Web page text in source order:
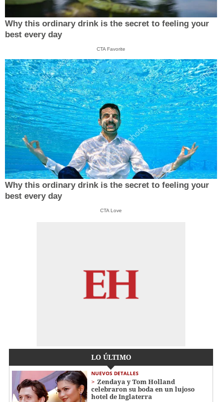
Why this ordinary drink is the secret to feeling your
best every day
CTA Favorite
Why this ordinary drink is the secret to feeling your
best every day
CTA Love
LO ÚLTIMO
NUEVOS DETALLES
Zendaya y Tom Holland
celebraron su boda en un lujoso
hotel de Inglaterra